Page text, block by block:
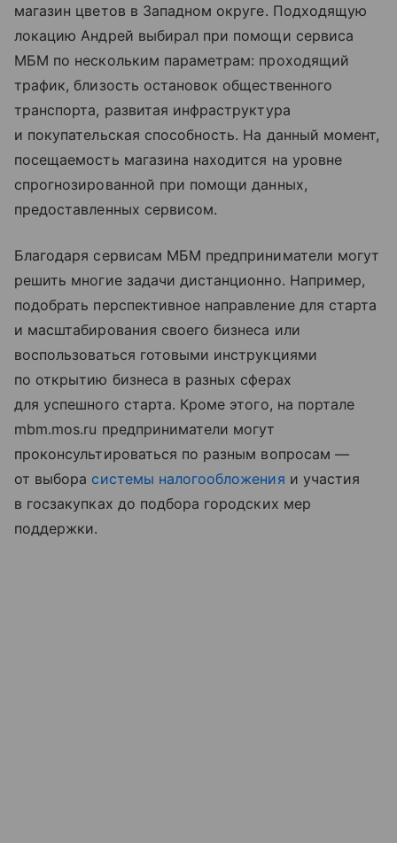
магазин цветов в Западном округе. Подходящую
локацию Андрей выбирал при помощи сервиса
МБМ по нескольким параметрам: проходящий
трафик, близость остановок общественного
транспорта, развитая инфраструктура
и покупательская способность. На данный момент,
посещаемость магазина находится на уровне
спрогнозированной при помощи данных,
предоставленных сервисом.
Благодаря сервисам МБМ предприниматели могут
решить многие задачи дистанционно. Например,
подобрать перспективное направление для старта
и масштабирования своего бизнеса или
воспользоваться готовыми инструкциями
по открытию бизнеса в разных сферах
для успешного старта. Кроме этого, на портале
mbm.mos.ru предприниматели могут
проконсультироваться по разным вопросам —
от выбора системы налогообложения и участия
в госзакупках до подбора городских мер
поддержки.